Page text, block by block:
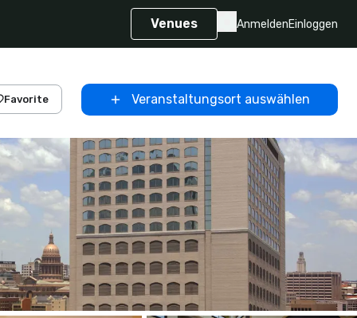
Venues AnmeldenEinloggen
Favorite Veranstaltungsort auswählen